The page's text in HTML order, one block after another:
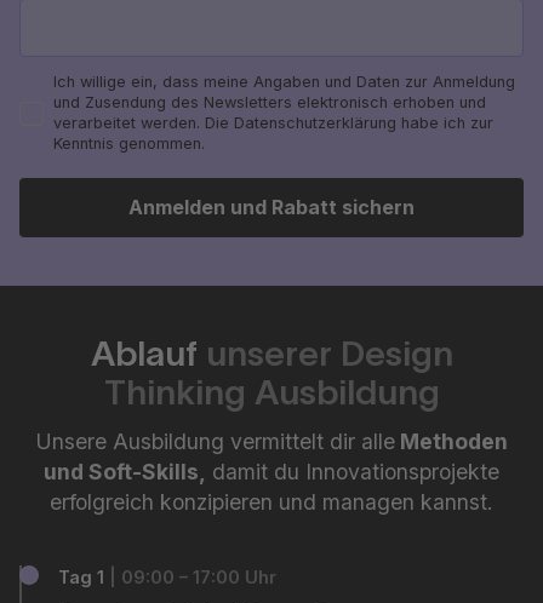
Ich willige ein, dass meine Angaben und Daten zur Anmeldung
und Zusendung des Newsletters elektronisch erhoben und
verarbeitet werden. Die Datenschutzerklärung habe ich zur
Kenntnis genommen.
Anmelden und Rabatt sichern
Ablauf unserer Design
Thinking Ausbildung
Unsere Ausbildung vermittelt dir alle Methoden
und Soft-Skills, damit du Innovationsprojekte
erfolgreich konzipieren und managen kannst.
Tag 1 | 09:00 – 17:00 Uhr